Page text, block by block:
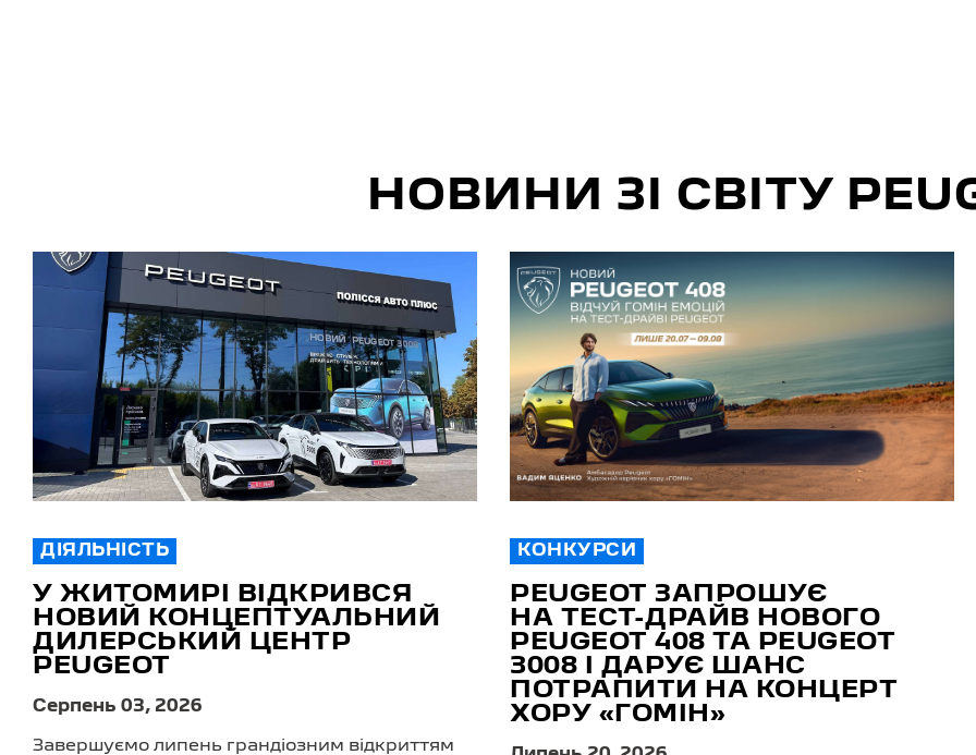
НОВИНИ ЗІ СВІТУ
ДІЯЛЬНІСТЬ
У ЖИТОМИРІ ВІДКРИВСЯ
НОВИЙ КОНЦЕПТУАЛЬНИЙ
ДИЛЕРСЬКИЙ ЦЕНТР
PEUGEOT
Серпень 03, 2026
Завершуємо липень грандіозним відкриттям
КОНКУРСИ
PEUGEOT ЗАПРОШУЄ
НА ТЕСТ-ДРАЙВ НОВОГО
PEUGEOT 408 ТА PEUGEOT
3008 І ДАРУЄ ШАНС
ПОТРАПИТИ НА КОНЦЕРТ
ХОРУ «ГОМІН»